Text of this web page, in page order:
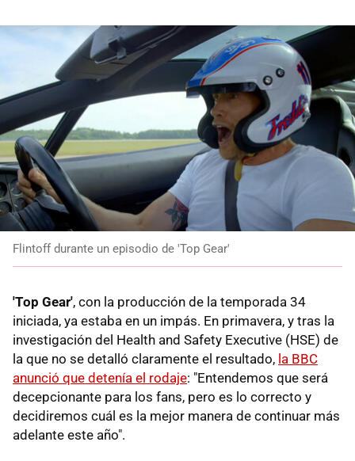
Flintoff durante un episodio de 'Top Gear'
'Top Gear', con la producción de la temporada 34
iniciada, ya estaba en un impás. En primavera, y tras la
investigación del Health and Safety Executive (HSE) de
la que no se detalló claramente el resultado, la BBC
anunció que detenía el rodaje: "Entendemos que será
decepcionante para los fans, pero es lo correcto y
decidiremos cuál es la mejor manera de continuar más
adelante este año".